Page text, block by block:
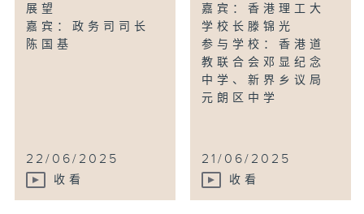
展望
嘉宾：政务司司长
陈国基
22/06/2025
收看
嘉宾：香港理工大
学校长滕锦光
参与学校：香港道
教联合会邓显纪念
中学、新界乡议局
元朗区中学
21/06/2025
收看